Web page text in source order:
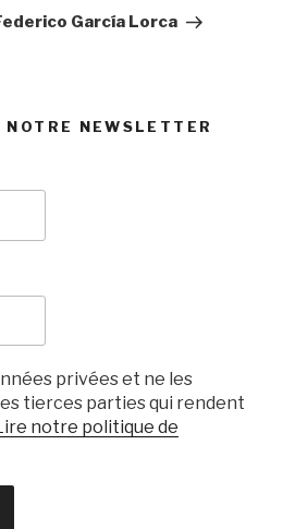
García Lorca
NEWSLETTER
privées et ne les
tierces parties qui rendent
notre politique de